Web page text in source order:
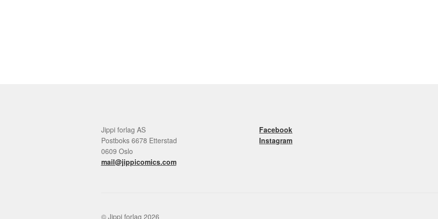
Jippi forlag AS
Postboks 6678 Etterstad
0609 Oslo
mail@jippicomics.com
Facebook
Instagram
© Jippi forlag 2026